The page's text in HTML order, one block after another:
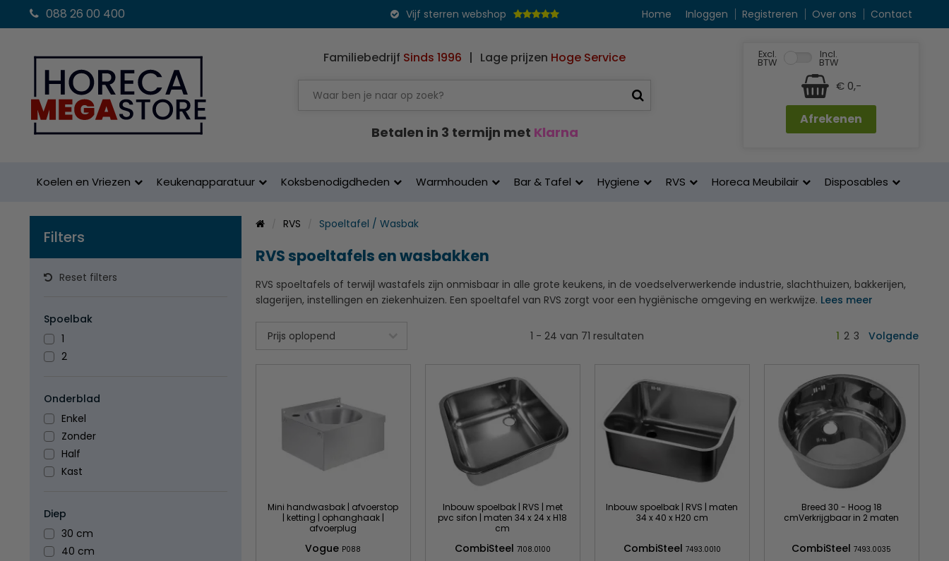
088 26 00 400 Vijf sterren webshop Home Inloggen Registreren Over ons Contact
Familiebedrijf Sinds 1996 | Lage prijzen Hoge Service
Betalen in 3 termijn met Klarna
Excl.
BTW
Incl.
BTW
€ 0,-
Afrekenen
Koelen en Vriezen Keukenapparatuur Koksbenodigdheden Warmhouden Bar & Tafel Hygiene RVS Horeca Meubilair Disposables
Filters
Reset filters
Spoelbak
1
2
Onderblad
Enkel
Zonder
Half
Kast
Diep
30 cm
40 cm
RVS Spoeltafel / Wasbak
RVS spoeltafels en wasbakken
RVS spoeltafels of terwijl wastafels zijn onmisbaar in alle grote keukens, in de voedselverwerkende industrie, slachthuizen, bakkerijen,
slagerijen, instellingen en ziekenhuizen. Een spoeltafel van RVS zorgt voor een hygiënische omgeving en werkwijze. Lees meer
1 - 24 van 71 resultaten 1 2 3 Volgende
Mini handwasbak | afvoerstop
| ketting | ophanghaak |
afvoerplug
Vogue P088
Inbouw spoelbak | RVS | met
pvc sifon | maten 34 x 24 x H18
cm
CombiSteel 7108.0100
Inbouw spoelbak | RVS | maten
34 x 40 x H20 cm
CombiSteel 7493.0010
Breed 30 - Hoog 18
cmVerkrijgbaar in 2 maten
CombiSteel7493.0035